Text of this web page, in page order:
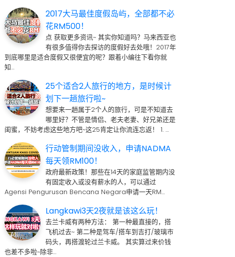
2017大马最佳度假岛屿，全部都不必
花RM500！
点 获取更多资讯~ 其实你知道吗？马来西亚也
有很多值得你去探访的度假好去处哦！2017年
到底哪里是适合度假又很便宜的呢？跟着小编往下看你就
知…
25个适合2人旅行的地方，是时候计
划下一趟旅行啦~
想要来一趟属于2个人的旅行，可是不知道去
哪里好？不管是情侣、老夫老妻、好兄弟还是
闺蜜，不妨考虑这些地方吧~这25肯定让你流连忘返！ 1. …
行动管制期间没收入，申请NADMA
每天领RM100！
政府最新政策！那些在14天的家庭监管期内没
有固定收入或没有薪水的人，可以通过
Agensi Pengurusan Bencana Negara申请一天RM…
Langkawi3天2夜就是该这么玩！
去兰卡威有两种方法： 第一种最直接的，搭
飞机过去~ 第二种是驾车/搭车到吉打/玻璃市
码头，再搭渡轮过兰卡威。 其实算过来价钱
也差不多啦~除非…